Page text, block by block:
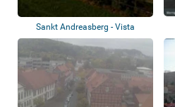
Sankt Andreasberg - Vista
panorámica